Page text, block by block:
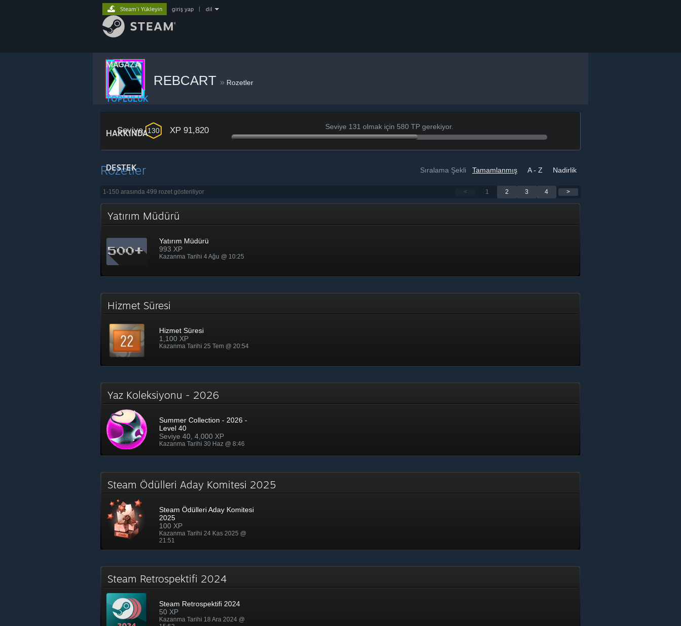
MAĞAZA
TOPLULUK
HAKKINDA
DESTEK
Steam'i Yükleyin giriş yap dil
REBCART » Rozetler
Seviye 130 XP 91,820 Seviye 131 olmak için 580 TP gerekiyor.
Sıralama Şekli Tamamlanmış A - Z Nadirlik
Rozetler
< 1 2 3 4 >
1-150 arasında 499 rozet gösteriliyor
Yatırım Müdürü
Yatırım Müdürü
993 XP
Kazanma Tarihi 4 Ağu @ 10:25
Hizmet Süresi
Hizmet Süresi
1,100 XP
Kazanma Tarihi 25 Tem @ 20:54
Yaz Koleksiyonu - 2026
Summer Collection - 2026 -
Level 40
Seviye 40, 4,000 XP
Kazanma Tarihi 30 Haz @ 8:46
Steam Ödülleri Aday Komitesi 2025
Steam Ödülleri Aday Komitesi
2025
100 XP
Kazanma Tarihi 24 Kas 2025 @
21:51
Steam Retrospektifi 2024
Steam Retrospektifi 2024
50 XP
Kazanma Tarihi 18 Ara 2024 @